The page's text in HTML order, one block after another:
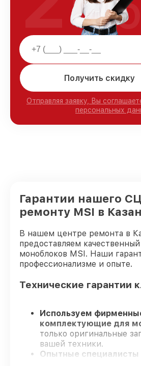
Получить скидку
Отправляя заявку, Вы
персональных
Гарантии нашего
ремонту MSI в
В нашем центре ремонта в
предоставляем
моноблоков MSI. Наши
профессионализме и опыте.
Технические гарантии
Используем
комплектующие для
только оригинальные
вашей техники.
Опытные специалисты